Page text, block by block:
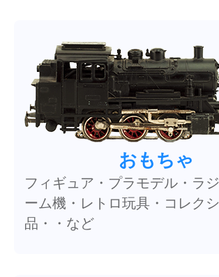
おもちゃ
フィギュア・プラモデル・ラ
ーム機・レトロ玩具・コレク
品・・など